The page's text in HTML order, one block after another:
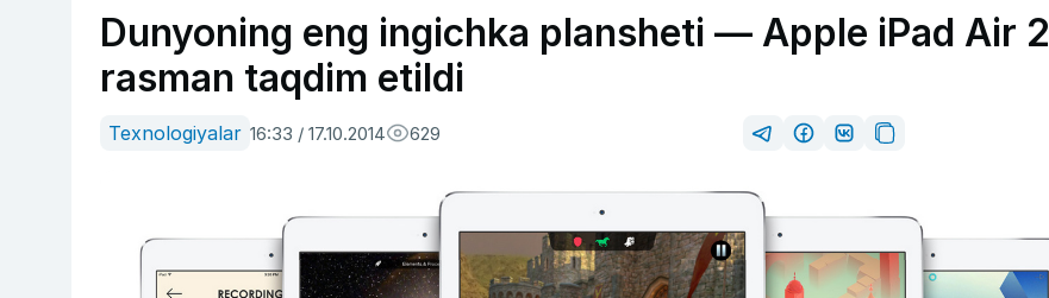
Dunyoning eng ingichka plansheti — Apple iPad Air 2
rasman taqdim etildi
Texnologiyalar 16:33 / 17.10.2014 629